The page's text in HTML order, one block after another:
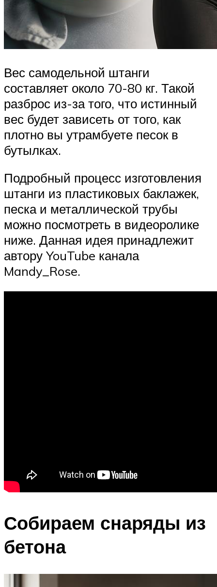
Вес самодельной штанги
составляет около 70-80 кг. Такой
разброс из-за того, что истинный
вес будет зависеть от того, как
плотно вы утрамбуете песок в
бутылках.
Подробный процесс изготовления
штанги из пластиковых баклажек,
песка и металлической трубы
можно посмотреть в видеоролике
ниже. Данная идея принадлежит
автору YouTube канала
Mandy_Rose.
Собираем снаряды из
бетона